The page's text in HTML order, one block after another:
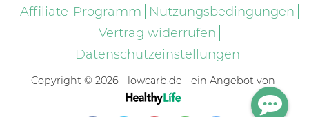
Affiliate-Programm
Nutzungsbedingungen
Vertrag widerrufen
Datenschutzeinstellungen
Copyright © 2026 - lowcarb.de - ein Angebot von